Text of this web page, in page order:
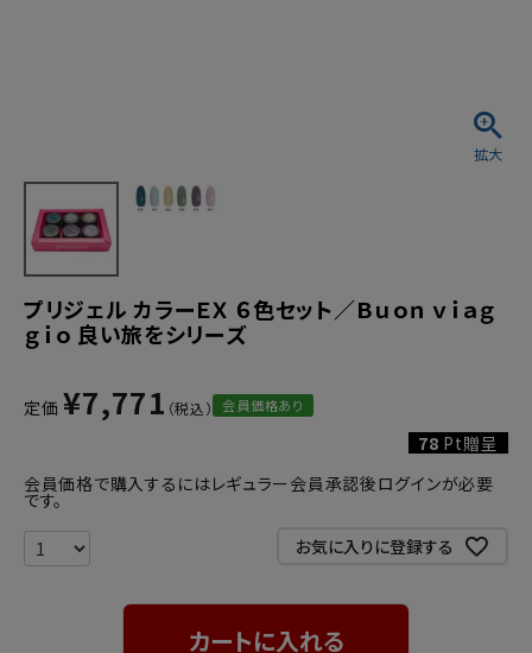
プリジェル カラーＥＸ ６色セット／Ｂｕｏｎ ｖｉａｇ
ｇｉｏ 良い旅をシリーズ
定価 ¥7,771 会員価格あり
78 Pt贈呈
会員価格で購入するにはレギュラー会員承認後ログインが必要
です。
お気に入りに登録する
カートに入れる